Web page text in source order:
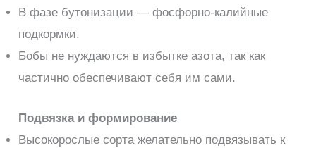
В фазе бутонизации — фосфорно-калийные
подкормки.
Бобы не нуждаются в избытке азота, так как
частично обеспечивают себя им сами.
Подвязка и формирование
Высокорослые сорта желательно подвязывать к